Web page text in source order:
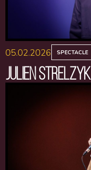
05.02.2026 SPECTACLE
JULIEN STRELZYK